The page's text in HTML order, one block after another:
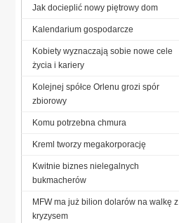
Jak docieplić nowy piętrowy dom
Kalendarium gospodarcze
Kobiety wyznaczają sobie nowe cele
życia i kariery
Kolejnej spółce Orlenu grozi spór
zbiorowy
Komu potrzebna chmura
Kreml tworzy megakorporację
Kwitnie biznes nielegalnych
bukmacherów
MFW ma już bilion dolarów na walkę z
kryzysem